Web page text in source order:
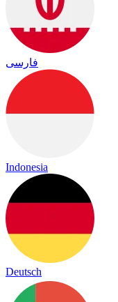
فارسی
Indonesia
Deutsch